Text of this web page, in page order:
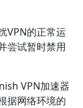
VPN的正常运
尝试暂时禁用
VPN加速器
据网络环境的